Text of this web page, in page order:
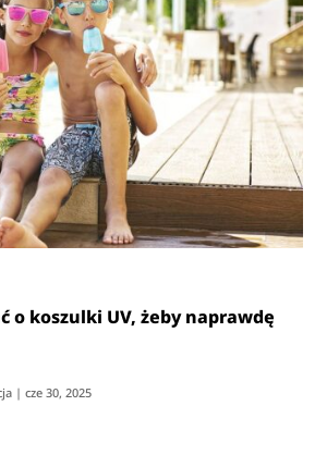
o koszulki UV, żeby naprawdę
|cze 30, 2025